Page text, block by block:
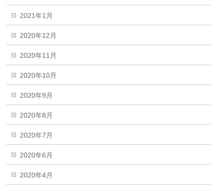
2021年1月
2020年12月
2020年11月
2020年10月
2020年9月
2020年8月
2020年7月
2020年6月
2020年4月